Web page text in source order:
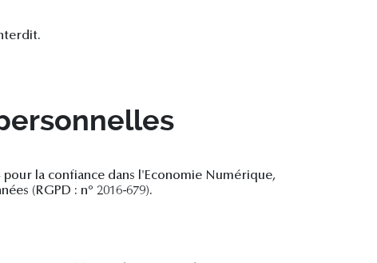
la confiance dans l'Economie Numérique,
(RGPD : n° 2016-679).